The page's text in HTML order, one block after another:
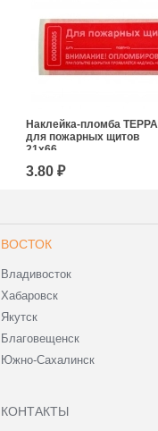
Наклейка-пломба ТЕРРА
для пожарных щитов
21x66
3.80 ₽
ВОСТОК
Владивосток
Хабаровск
Якутск
Благовещенск
Южно-Сахалинск
КОНТАКТЫ